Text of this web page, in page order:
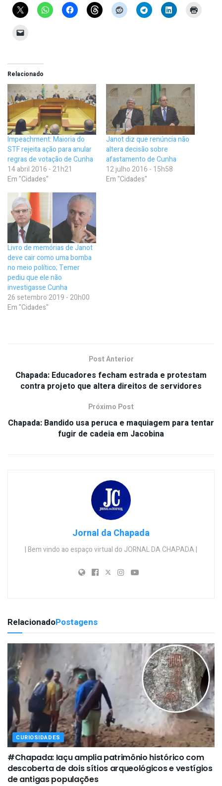
Relacionado
Impeachment: Maioria do
STF rejeita ação para anular
regras de votação de Cunha
14 abril 2016 - 21h21
Em "Cidades"
Janot diz que renúncia não
altera decisão sobre
afastamento de Cunha
12 julho 2016 - 15h58
Em "Cidades"
Livro de memórias de Janot
deve cair como uma bomba
no meio político; Temer
pediu que ele não
investigasse Cunha
26 setembro 2019 - 20h00
Em "Cidades"
Post Anterior
Chapada: Educadores fecham estrada e protestam
contra projeto que altera direitos de servidores
Próximo Post
Chapada: Bandido usa peruca e maquiagem para tentar
fugir de cadeia em Jacobina
Jornal da Chapada
| Bem vindo ao espaço virtual do JORNAL DA CHAPADA |
RelacionadoPostagens
CURIOSIDADES
#Chapada: Iaçu amplia patrimônio histórico com
descoberta de dois sítios arqueológicos e vestígios
de antigas populações